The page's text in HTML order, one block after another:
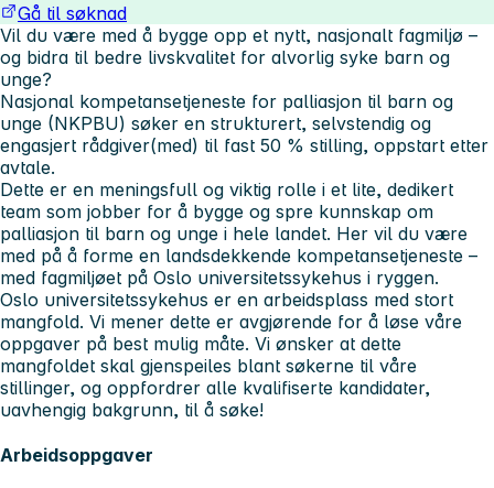
Gå til søknad
Vil du være med å bygge opp et nytt, nasjonalt fagmiljø –
og bidra til bedre livskvalitet for alvorlig syke barn og
unge?
Nasjonal kompetansetjeneste for palliasjon til barn og
unge (NKPBU) søker en strukturert, selvstendig og
engasjert rådgiver(med) til fast 50 % stilling, oppstart etter
avtale.
Dette er en meningsfull og viktig rolle i et lite, dedikert
team som jobber for å bygge og spre kunnskap om
palliasjon til barn og unge i hele landet. Her vil du være
med på å forme en landsdekkende kompetansetjeneste –
med fagmiljøet på Oslo universitetssykehus i ryggen.
Oslo universitetssykehus er en arbeidsplass med stort
mangfold. Vi mener dette er avgjørende for å løse våre
oppgaver på best mulig måte. Vi ønsker at dette
mangfoldet skal gjenspeiles blant søkerne til våre
stillinger, og oppfordrer alle kvalifiserte kandidater,
uavhengig bakgrunn, til å søke!
Arbeidsoppgaver